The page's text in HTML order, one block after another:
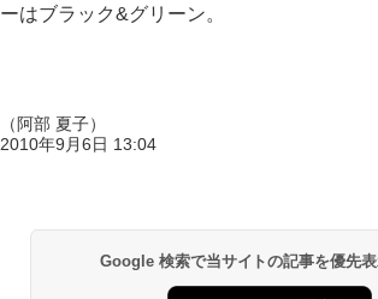
ーはブラック&グリーン。
（阿部 夏子）
2010年9月6日 13:04
Google 検索で当サイトの記事を優先